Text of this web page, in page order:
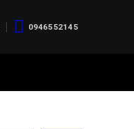
0946552145